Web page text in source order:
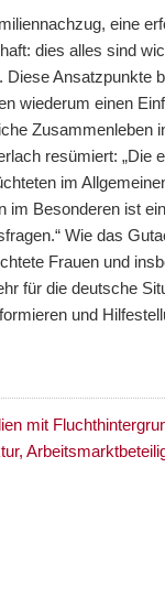
eine
dies alles sind
Diese Ansatzpunkte
wiederum einen
Zusammenleben
resümiert: „Die
im
im Besonderen ist
Wie das
Frauen und
für die deutsche
und
mit